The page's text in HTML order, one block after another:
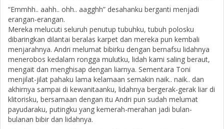
“Emmhh.. aahh.. ohh.. aagghh” desahanku berganti menjadi
erangan-erangan.
Mereka melucuti seluruh penutup tubuhku, tubuh polosku
dibaringkan dilantai beralas karpet dan mereka pun kembali
menjarahnya. Andri melumat bibirku dengan bernafsu lidahnya
menerobos kedalam rongga mulutku, lidah kami saling beraut,
mengait dan menghisap dengan liarnya. Sementara Toni
menjilat-jilat pahaku lama kelamaan semakin naik.. naik.. dan
akhirnya sampai di kewanitaanku, lidahnya bergerak-gerak liar di
klitorisku, bersamaan dengan itu Andri pun sudah melumat
payudaraku, putingku yang kemerah-merahan jadi bulan-
bulanan bibir dan lidahnya.